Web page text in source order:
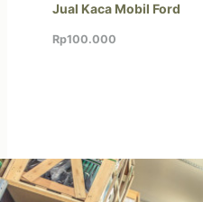
Jual Kaca Mobil Ford
Rp100.000